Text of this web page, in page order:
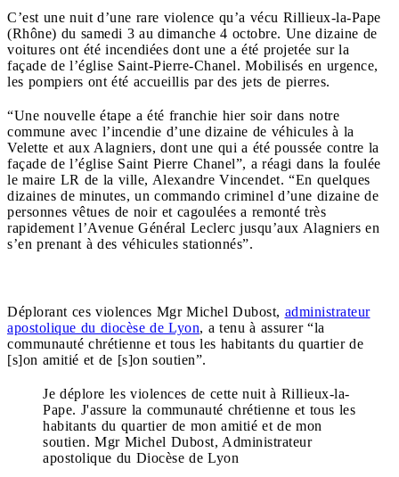
C’est une nuit d’une rare violence qu’a vécu Rillieux-la-Pape
(Rhône) du samedi 3 au dimanche 4 octobre. Une dizaine de
voitures ont été incendiées dont une a été projetée sur la
façade de l’église Saint-Pierre-Chanel. Mobilisés en urgence,
les pompiers ont été accueillis par des jets de pierres.
“Une nouvelle étape a été franchie hier soir dans notre
commune avec l’incendie d’une dizaine de véhicules à la
Velette et aux Alagniers, dont une qui a été poussée contre la
façade de l’église Saint Pierre Chanel”, a réagi dans la foulée
le maire LR de la ville, Alexandre Vincendet. “En quelques
dizaines de minutes, un commando criminel d’une dizaine de
personnes vêtues de noir et cagoulées a remonté très
rapidement l’Avenue Général Leclerc jusqu’aux Alagniers en
s’en prenant à des véhicules stationnés”.
Déplorant ces violences Mgr Michel Dubost, administrateur
apostolique du diocèse de Lyon, a tenu à assurer “la
communauté chrétienne et tous les habitants du quartier de
[s]on amitié et de [s]on soutien”.
Je déplore les violences de cette nuit à Rillieux-la-
Pape. J'assure la communauté chrétienne et tous les
habitants du quartier de mon amitié et de mon
soutien. Mgr Michel Dubost, Administrateur
apostolique du Diocèse de Lyon